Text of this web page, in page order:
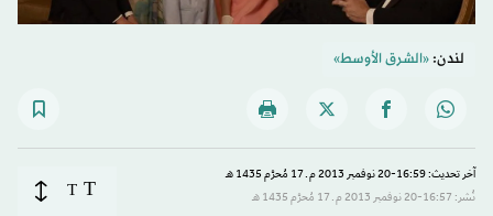
لندن:«الشرق الأوسط»
آخر تحديث: 16:59-20 نوفمبر 2013 م ـ 17 مُحرَّم 1435 هـ
نُشر: 16:57-20 نوفمبر 2013 م ـ 17 مُحرَّم 1435 هـ
T
T